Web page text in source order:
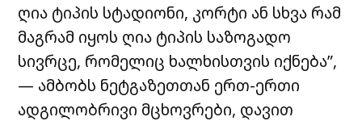
ღია ტიპის სტადიონი, კორტი ან სხვა რამ
მაგრამ იყოს ღია ტიპის საზოგადო
სივრცე, რომელიც ხალხისთვის იქნება”,
— ამბობს ნეტგაზეთთან ერთ-ერთი
ადგილობრივი მცხოვრები, დავით